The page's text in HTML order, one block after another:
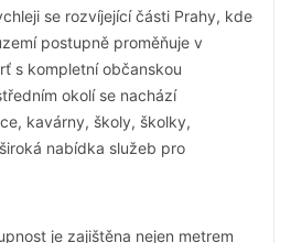
se rozvíjející části Prahy, kde
postupně proměňuje v
s kompletní občanskou
okolí se nachází
kavárny, školy, školky,
nabídka služeb pro
je zajištěna nejen metrem